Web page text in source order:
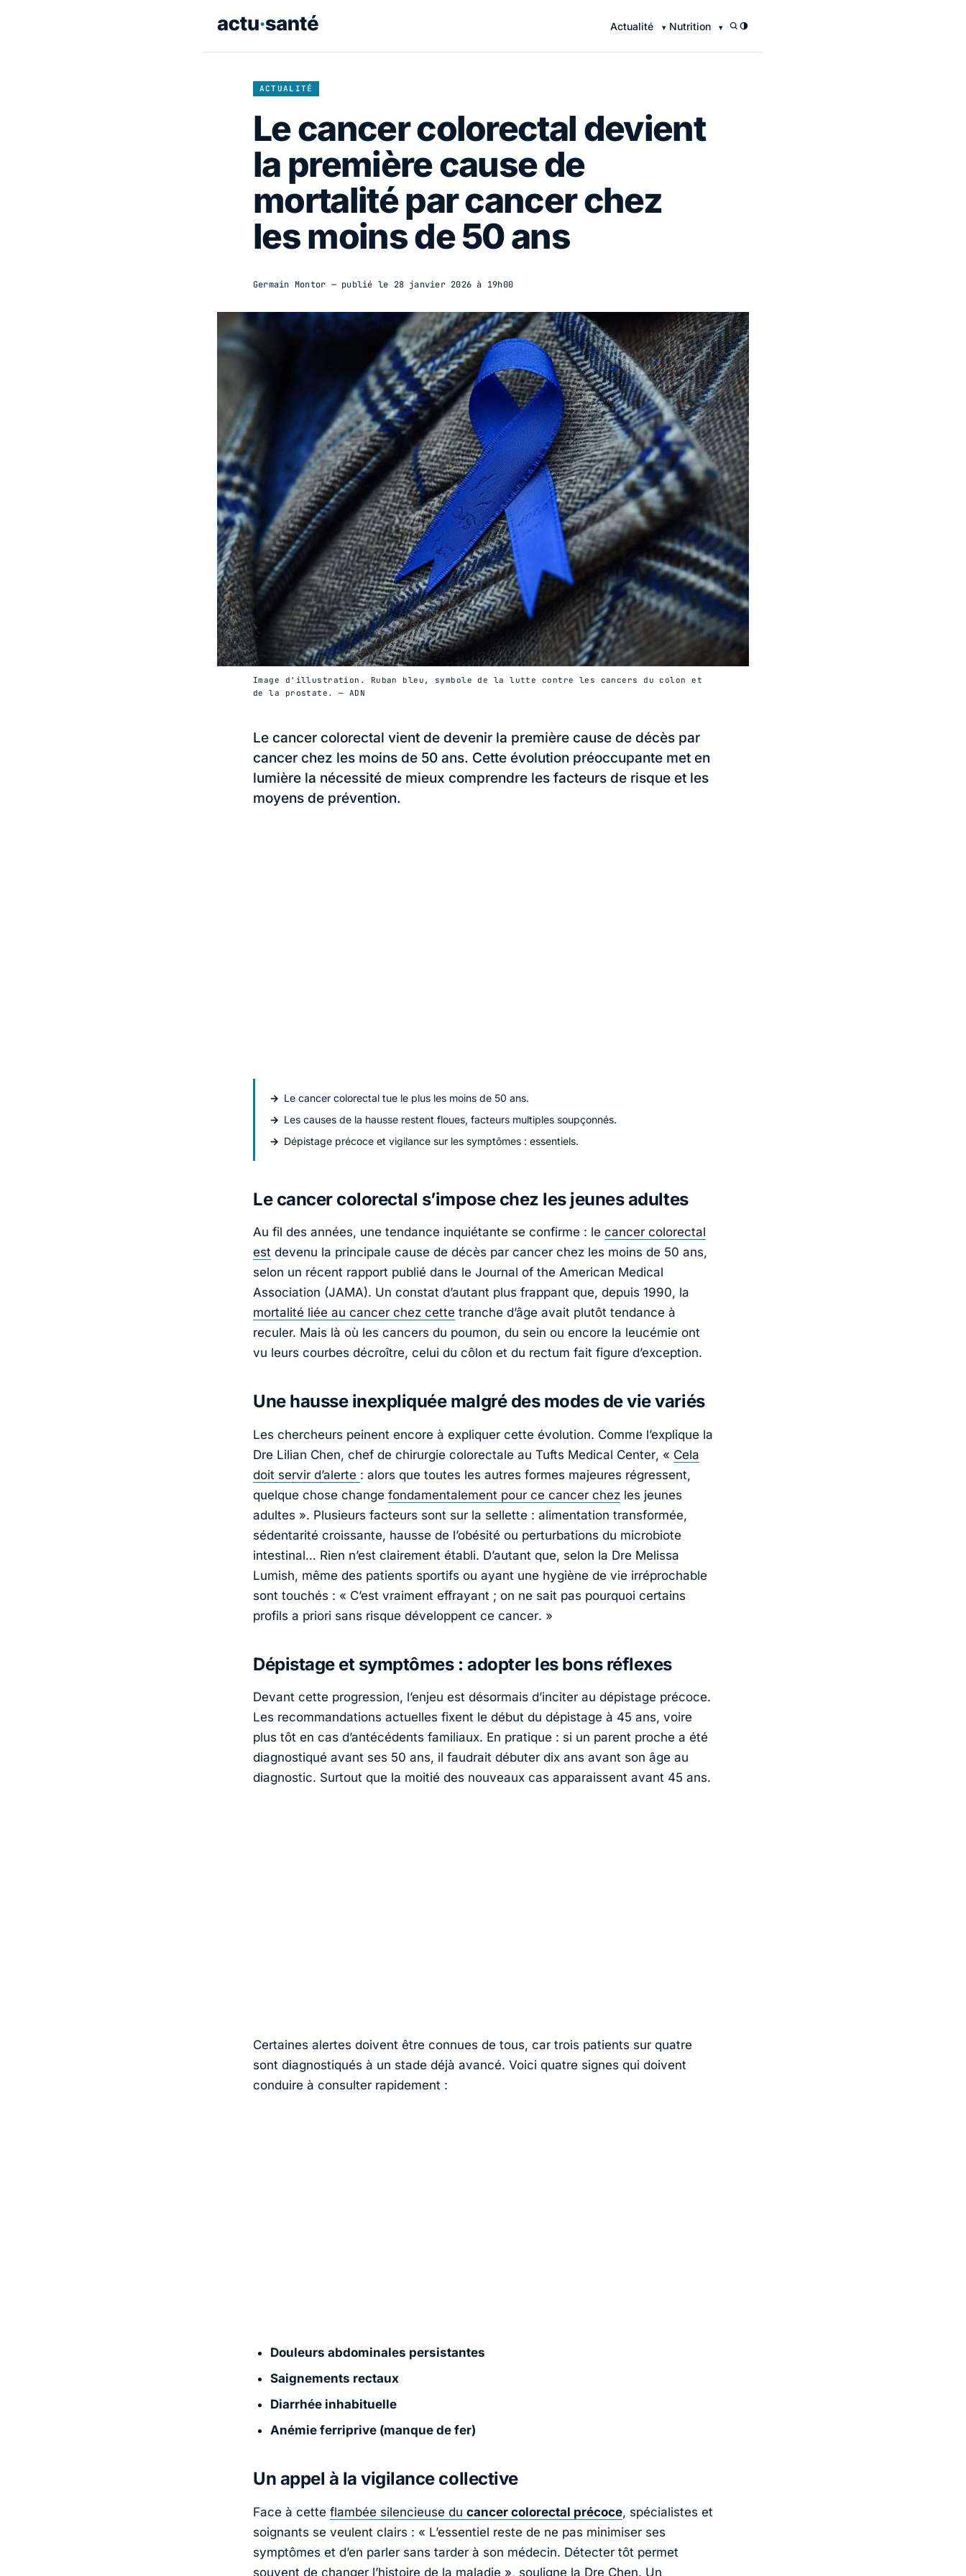
Actualité Nutrition /
ACTUALITÉ
Le cancer colorectal devient
la première cause de
mortalité par cancer chez
les moins de 50 ans
Germain Montor — publié le 28 janvier 2026 à 19h00
Image d'illustration. Ruban bleu, symbole de la lutte contre les cancers du colon et
de la prostate. — ADN
Le cancer colorectal vient de devenir la première cause de décès par
cancer chez les moins de 50 ans. Cette évolution préoccupante met en
lumière la nécessité de mieux comprendre les facteurs de risque et les
moyens de prévention.
Le cancer colorectal tue le plus les moins de 50 ans.
Les causes de la hausse restent floues, facteurs multiples soupçonnés.
Dépistage précoce et vigilance sur les symptômes : essentiels.
Le cancer colorectal s’impose chez les jeunes adultes
Au fil des années, une tendance inquiétante se confirme : le cancer colorectal
est devenu la principale cause de décès par cancer chez les moins de 50 ans,
selon un récent rapport publié dans le Journal of the American Medical
Association (JAMA). Un constat d’autant plus frappant que, depuis 1990, la
mortalité liée au cancer chez cette tranche d’âge avait plutôt tendance à
reculer. Mais là où les cancers du poumon, du sein ou encore la leucémie ont
vu leurs courbes décroître, celui du côlon et du rectum fait figure d’exception.
Une hausse inexpliquée malgré des modes de vie variés
Les chercheurs peinent encore à expliquer cette évolution. Comme l’explique la
Dre Lilian Chen, chef de chirurgie colorectale au Tufts Medical Center, « Cela
doit servir d’alerte : alors que toutes les autres formes majeures régressent,
quelque chose change fondamentalement pour ce cancer chez les jeunes
adultes ». Plusieurs facteurs sont sur la sellette : alimentation transformée,
sédentarité croissante, hausse de l’obésité ou perturbations du microbiote
intestinal… Rien n’est clairement établi. D’autant que, selon la Dre Melissa
Lumish, même des patients sportifs ou ayant une hygiène de vie irréprochable
sont touchés : « C’est vraiment effrayant ; on ne sait pas pourquoi certains
profils a priori sans risque développent ce cancer. »
Dépistage et symptômes : adopter les bons réflexes
Devant cette progression, l’enjeu est désormais d’inciter au dépistage précoce.
Les recommandations actuelles fixent le début du dépistage à 45 ans, voire
plus tôt en cas d’antécédents familiaux. En pratique : si un parent proche a été
diagnostiqué avant ses 50 ans, il faudrait débuter dix ans avant son âge au
diagnostic. Surtout que la moitié des nouveaux cas apparaissent avant 45 ans.
Certaines alertes doivent être connues de tous, car trois patients sur quatre
sont diagnostiqués à un stade déjà avancé. Voici quatre signes qui doivent
conduire à consulter rapidement :
Douleurs abdominales persistantes
Saignements rectaux
Diarrhée inhabituelle
Anémie ferriprive (manque de fer)
Un appel à la vigilance collective
Face à cette flambée silencieuse du cancer colorectal précoce, spécialistes et
soignants se veulent clairs : « L’essentiel reste de ne pas minimiser ses
symptômes et d’en parler sans tarder à son médecin. Détecter tôt permet
souvent de changer l’histoire de la maladie », souligne la Dre Chen. Un